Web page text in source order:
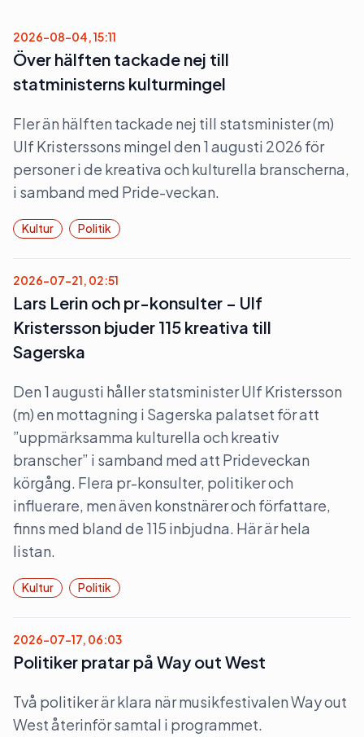
2026-08-04, 15:11
Över hälften tackade nej till
statministerns kulturmingel
Fler än hälften tackade nej till statsminister (m)
Ulf Kristerssons mingel den 1 augusti 2026 för
personer i de kreativa och kulturella branscherna,
i samband med Pride-veckan.
Kultur Politik
2026-07-21, 02:51
Lars Lerin och pr-konsulter – Ulf
Kristersson bjuder 115 kreativa till
Sagerska
Den 1 augusti håller statsminister Ulf Kristersson
(m) en mottagning i Sagerska palatset för att
”uppmärksamma kulturella och kreativ
branscher” i samband med att Prideveckan
körgång. Flera pr-konsulter, politiker och
influerare, men även konstnärer och författare,
finns med bland de 115 inbjudna. Här är hela
listan.
Kultur Politik
2026-07-17, 06:03
Politiker pratar på Way out West
Två politiker är klara när musikfestivalen Way out
West återinför samtal i programmet.